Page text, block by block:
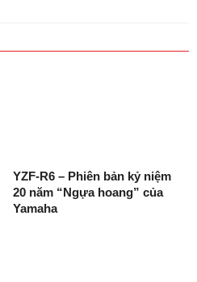
YZF-R6 – Phiên bản kỷ niệm
20 năm “Ngựa hoang” của
Yamaha